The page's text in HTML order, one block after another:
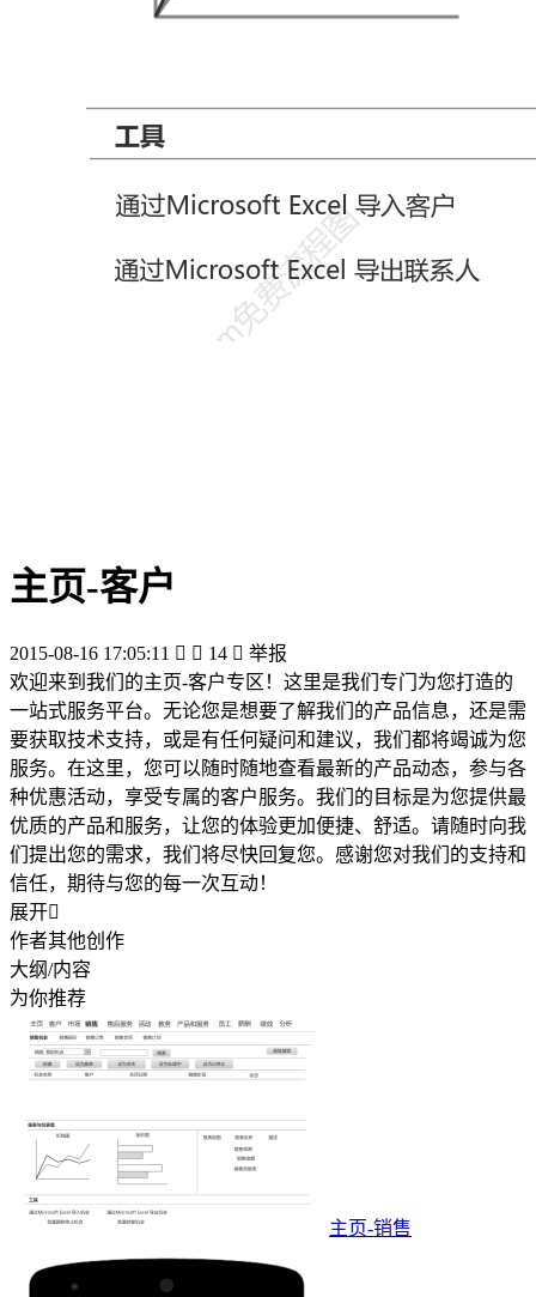
主页-客户
2015-08-16 17:05:11   14  举报
欢迎来到我们的主页-客户专区！这里是我们专门为您打造的
一站式服务平台。无论您是想要了解我们的产品信息，还是需
要获取技术支持，或是有任何疑问和建议，我们都将竭诚为您
服务。在这里，您可以随时随地查看最新的产品动态，参与各
种优惠活动，享受专属的客户服务。我们的目标是为您提供最
优质的产品和服务，让您的体验更加便捷、舒适。请随时向我
们提出您的需求，我们将尽快回复您。感谢您对我们的支持和
信任，期待与您的每一次互动！
展开
作者其他创作
大纲/内容
为你推荐
主页-销售